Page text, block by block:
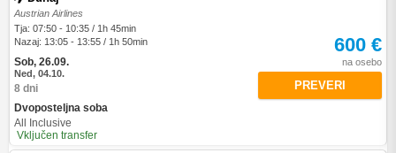
Austrian Airlines
Tja: 07:50 - 10:35 / 1h 45min
Nazaj: 13:05 - 13:55 / 1h 50min
Sob, 26.09.
Ned, 04.10.
8 dni
Dvoposteljna soba
All Inclusive
Vključen transfer
600 €
na osebo
PREVERI